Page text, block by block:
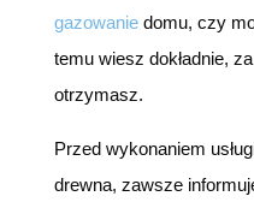
gazowaniedomu, czy
temu wiesz dokładnie,
otrzymasz.
Przed wykonaniem
drewna, zawsze